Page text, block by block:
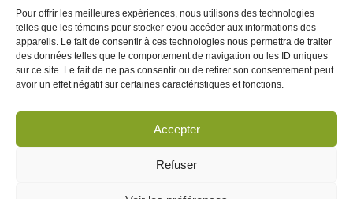
Pour offrir les meilleures expériences, nous utilisons des technologies
telles que les témoins pour stocker et/ou accéder aux informations des
appareils. Le fait de consentir à ces technologies nous permettra de traiter
des données telles que le comportement de navigation ou les ID uniques
sur ce site. Le fait de ne pas consentir ou de retirer son consentement peut
avoir un effet négatif sur certaines caractéristiques et fonctions.
Accepter
Refuser
Jonquière (Québec) G7X 7W2
Consulter la section À PROPOS - ÉQUIPE pour les coordonnées
des membres de l'équipe.
Infolettre
toutes les actualités, les évènements et autres concernant le